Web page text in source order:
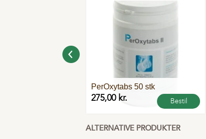
Bestil
PerOxytabs 50 stk
275,00 kr.
ALTERNATIVE PRODUKTER